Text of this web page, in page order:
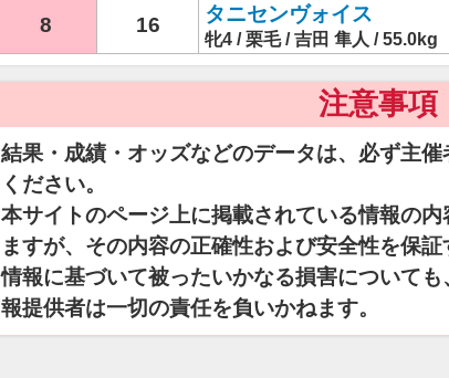
8 16 タニセンヴォイス
牝4 / 栗毛 / 吉田 隼人 / 55.0kg
注意事項
結果・成績・オッズなどのデータは、必ず主
ください。
本サイトのページ上に掲載されている情報の
ますが、その内容の正確性および安全性を保
情報に基づいて被ったいかなる損害について
報提供者は一切の責任を負いかねます。